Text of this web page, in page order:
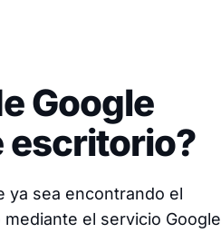
Google
escritorio?
ya sea encontrando el
el servicio Google